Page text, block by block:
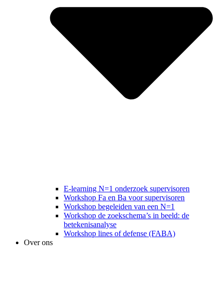
E-learning N=1 onderzoek supervisoren
Workshop Fa en Ba voor supervisoren
Workshop begeleiden van een N=1
Workshop de zoekschema’s in beeld: de
betekenisanalyse
Workshop lines of defense (FABA)
Over ons